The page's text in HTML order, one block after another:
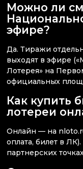
Можно ли
эфире?
Да. Тиражи
выходят в эфире
Лотерея» на
официальных
Как купить
лотереи
Онлайн — на
оплата, билет в
партнерских